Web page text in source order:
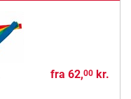
fra 62,00kr.